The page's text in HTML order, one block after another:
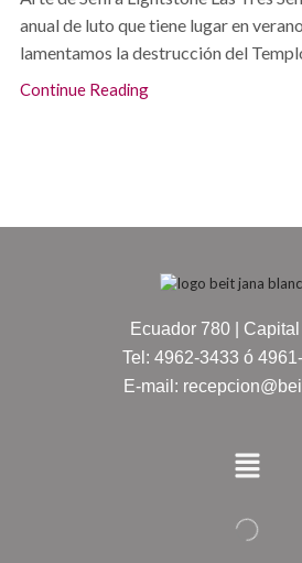
anual de luto que tiene lugar en
lamentamos la destrucción del
Continue Reading
Ecuador 780 | Capital
Tel: 4962-3433 ó
E-mail: